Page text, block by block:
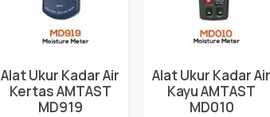
Alat Ukur Kadar Air
Kertas AMTAST
MD919
Alat Ukur Kadar Air
Kayu AMTAST
MD010